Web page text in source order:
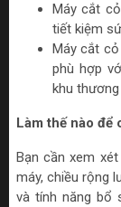
Máy cắt
tiết kiệm
Máy cắt
phù hợp
khu thương
Làm thế nào để
Bạn cần xem
máy, chiều rộng
và tính năng bổ